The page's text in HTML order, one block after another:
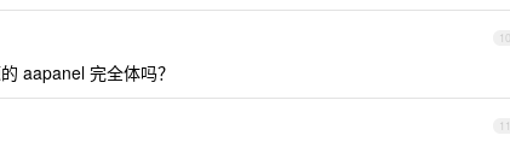
10
aapanel 完全体吗？
11